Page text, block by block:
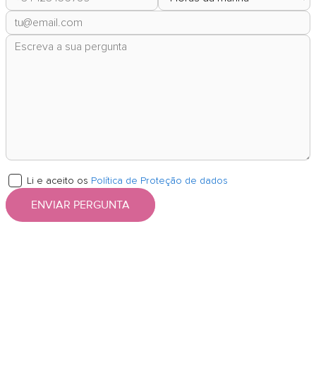
Li e aceito os Política de Proteção de dados
ENVIAR PERGUNTA